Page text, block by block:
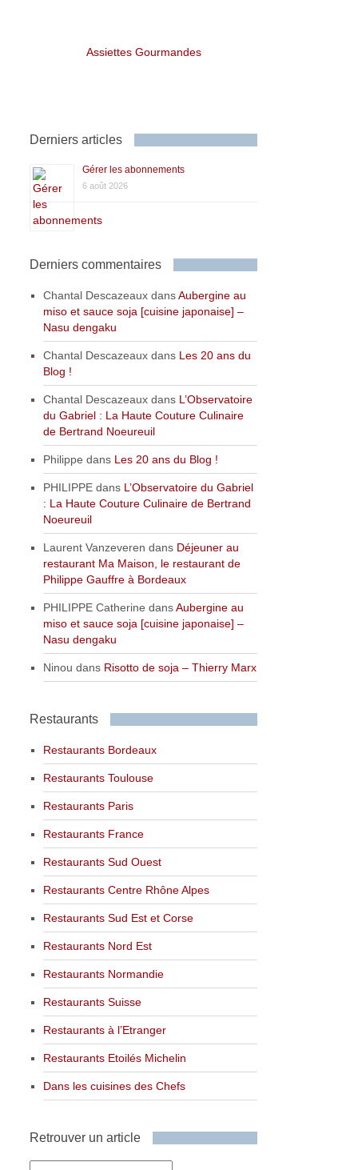
Assiettes Gourmandes
Derniers articles
Gérer les abonnements
6 août 2026
Derniers commentaires
Chantal Descazeaux dansAubergine au
miso et sauce soja [cuisine japonaise] –
Nasu dengaku
Chantal Descazeaux dans Les 20 ans du
Blog !
Chantal Descazeaux dans L’Observatoire
du Gabriel : La Haute Couture Culinaire
de Bertrand Noeureuil
Philippe dans Les 20 ans du Blog !
PHILIPPE dans L’Observatoire du Gabriel
: La Haute Couture Culinaire de Bertrand
Noeureuil
Laurent Vanzeveren dans Déjeuner au
restaurant Ma Maison, le restaurant de
Philippe Gauffre à Bordeaux
PHILIPPE Catherine dansAubergine au
miso et sauce soja [cuisine japonaise] –
Nasu dengaku
Ninou dans Risotto de soja – Thierry Marx
Restaurants
Restaurants Bordeaux
Restaurants Toulouse
Restaurants Paris
Restaurants France
Restaurants Sud Ouest
Restaurants Centre Rhône Alpes
Restaurants Sud Est et Corse
Restaurants Nord Est
Restaurants Normandie
Restaurants Suisse
Restaurants à l’Etranger
Restaurants Etoilés Michelin
Dans les cuisines des Chefs
Retrouver un article